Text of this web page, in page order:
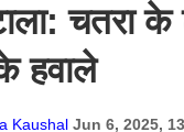
चतरा
हवाले
Kaushal Jun 6, 2025,